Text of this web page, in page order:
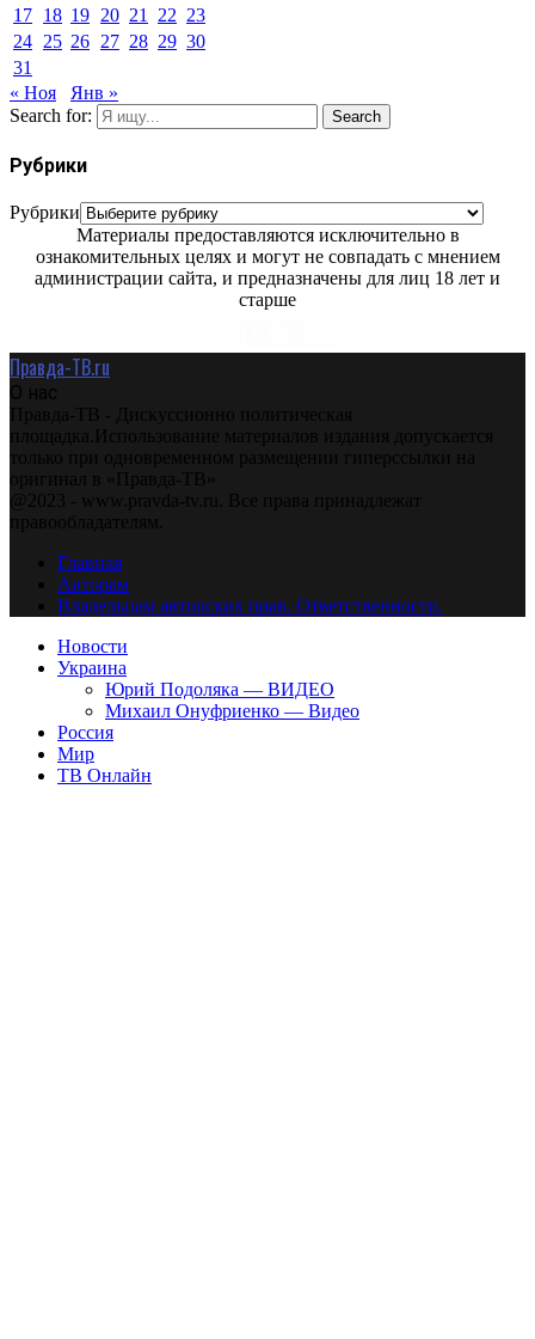
17 18 19 20 21 22 23
24 25 26 27 28 29 30
31
« Ноя
Янв »
Search for:
Search
Рубрики
Рубрики
Материалы предоставляются исключительно в
ознакомительных целях и могут не совпадать с мнением
администрации сайта, и предназначены для лиц 18 лет и
старше
Правда-ТВ.ru
О нас
Правда-ТВ - Дискуссионно политическая
площадка.Использование материалов издания допускается
только при одновременном размещении гиперссылки на
оригинал в «Правда-ТВ»
@2023 - www.pravda-tv.ru. Все права принадлежат
правообладателям.
Главная
Авторам
Владельцам авторских прав. Ответственности.
Новости
Украина
Юрий Подоляка — ВИДЕО
Михаил Онуфриенко — Видео
Россия
Мир
ТВ Онлайн